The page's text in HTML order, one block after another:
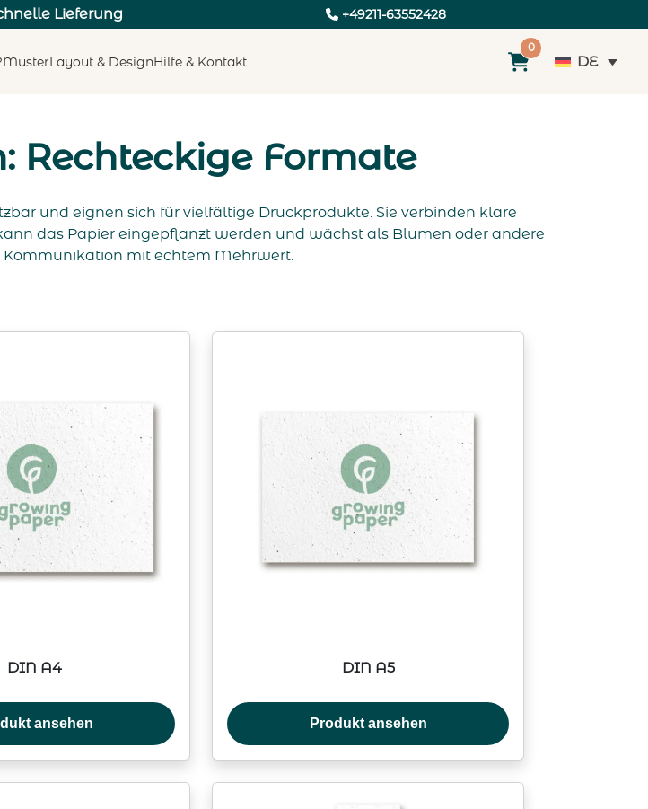
Lieferung +49211-63552428
Muster Layout & DesignHilfe & Kontakt
0
DE
Rechteckige Formate
und eignen sich für vielfältige Druckprodukte. Sie verbinden klare
das Papier eingepflanzt werden und wächst als Blumen oder andere
Kommunikation mit echtem Mehrwert.
DIN A4
ansehen
DIN A5
Produkt ansehen